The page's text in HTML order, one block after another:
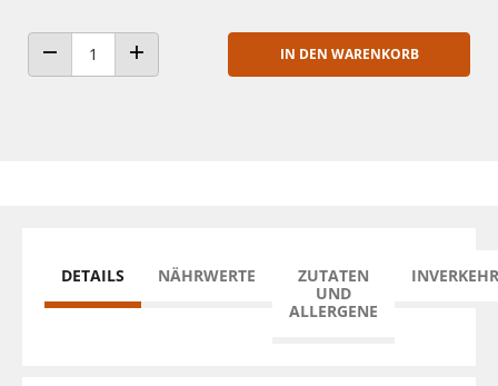
ANZAHL VERRINGERNANZAHL ERHÖHEN
IN DEN WARENKORB
DETAILS NÄHRWERTE
ZUTATEN
UND
ALLERGENE